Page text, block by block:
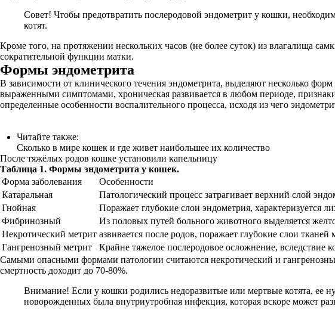
Совет! Чтобы предотвратить послеродовой эндометрит у кошки,
котят.
Кроме того, на протяжении нескольких часов (не более суток) из влагалища
сократительной функции матки.
Формы эндометрита
В зависимости от клинического течения эндометрита, выделяют несколько
выраженными симптомами, хроническая развивается в любом периоде,
определенные особенности воспалительного процесса, исходя из чего
Читайте также:
Сколько в мире кошек и где живет наибольшее их количество
После тяжёлых родов кошке установили капельницу
Таблица 1. Формы эндометрита у кошек.
Форма заболевания
Особенности
Катаральная
Патологический процесс затрагивает верхний слой
Гнойная
Поражает глубокие слои эндометрия, характеризуется
Фибринозный
Из половых путей больного животного выделяется
Некротический метрит азвивается после родов, поражает глубокие слои
Гангренозный метрит
Крайне тяжелое послеродовое осложнение, вследствие
Самыми опасными формами патологии считаются некротический и
смертность доходит до 70-80%.
Внимание! Если у кошки родились недоразвитые или мертвые котята, ее
новорожденных была внутриутробная инфекция, которая вскоре может